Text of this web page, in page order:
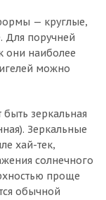
— круглые,
Для поручней
они наиболее
можно
зеркальная
Зеркальные
хай-тек,
солнечного
проще
обычной